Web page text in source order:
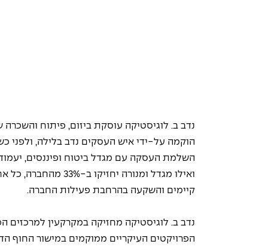
נדב ב. לוגיסטיקה עוסקת ביזום, פיתוח
ואילו מגדל
קיימים והשקעה בהרחבת פעילות החברה.
נדב ב. לוגיסטיקה מחזיקה במקרקעין
הפרויקטים העיקריים ממוקמים במישור החוף